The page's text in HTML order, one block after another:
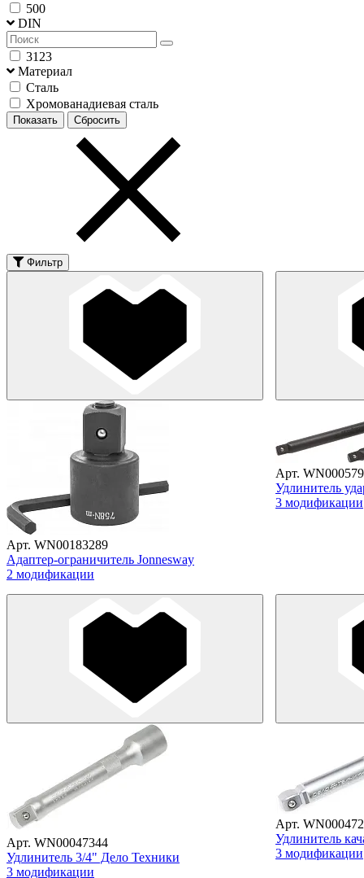
500
DIN
3123
Материал
Сталь
Хромованадиевая сталь
Фильтр
Арт. WN00183289
Адаптер-ограничитель Jonnesway
2 модификации
Арт.
Удлинитель
3 модификации
Арт. WN00047344
Удлинитель 3/4" Дело Техники
3 модификации
Арт.
Удлинитель
3 модификации